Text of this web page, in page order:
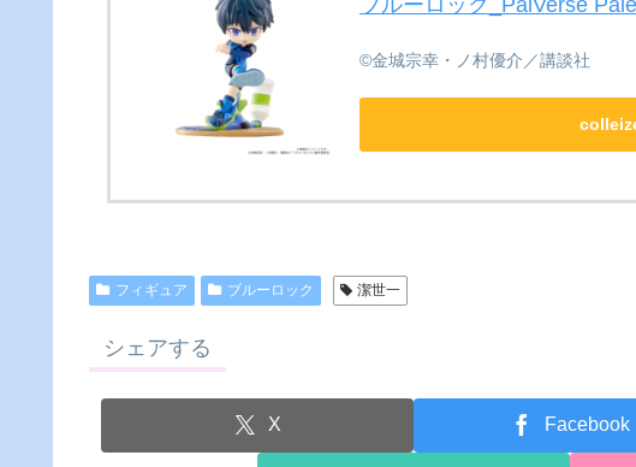
ブルーロック_PalVerse
©金城宗幸・ノ村優介／講談社
フィギュア ブルーロック 潔世一
シェアする
X Facebook